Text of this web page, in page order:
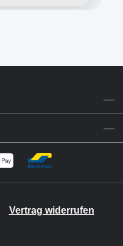
Vertrag widerrufen